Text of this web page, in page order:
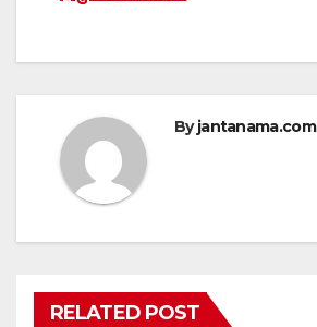
Byjantanama.com
RELATED POST